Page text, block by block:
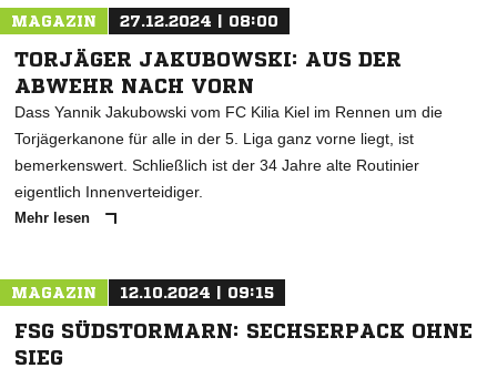
MAGAZIN 27.12.2024 | 08:00
TORJÄGER JAKUBOWSKI: AUS DER
ABWEHR NACH VORN
Dass Yannik Jakubowski vom FC Kilia Kiel im Rennen um die
Torjägerkanone für alle in der 5. Liga ganz vorne liegt, ist
bemerkenswert. Schließlich ist der 34 Jahre alte Routinier
eigentlich Innenverteidiger.
Mehr lesen
MAGAZIN 12.10.2024 | 09:15
FSG SÜDSTORMARN: SECHSERPACK OHNE
SIEG